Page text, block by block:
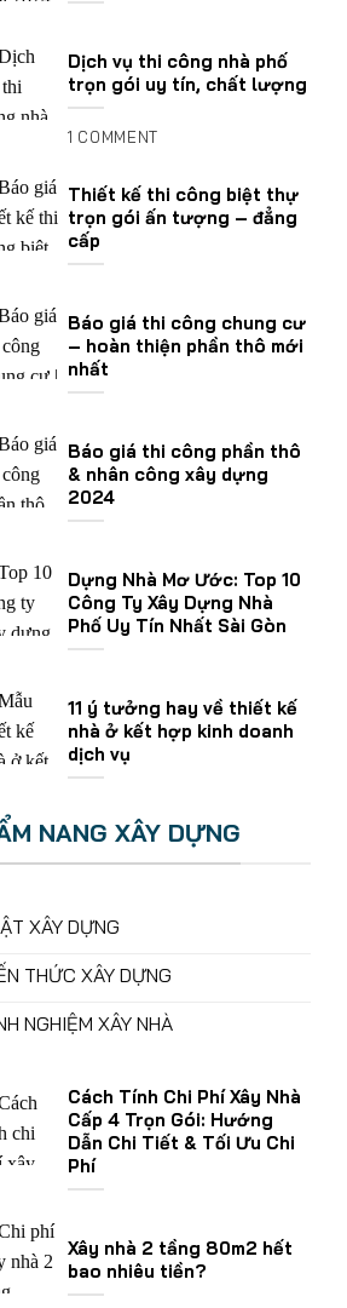
Dịch vụ thi công nhà phố
trọn gói uy tín, chất lượng
1 COMMENT
Thiết kế thi công biệt thự
trọn gói ấn tượng – đẳng
cấp
Báo giá thi công chung cư
– hoàn thiện phần thô mới
nhất
Báo giá thi công phần thô
& nhân công xây dựng
2024
Dựng Nhà Mơ Ước: Top 10
Công Ty Xây Dựng Nhà
Phố Uy Tín Nhất Sài Gòn
11 ý tưởng hay về thiết kế
nhà ở kết hợp kinh doanh
dịch vụ
NANG XÂY DỰNG
XÂY DỰNG
THỨC XÂY DỰNG
NGHIỆM XÂY NHÀ
Cách Tính Chi Phí Xây Nhà
Cấp 4 Trọn Gói: Hướng
Dẫn Chi Tiết & Tối Ưu Chi
Phí
Xây nhà 2 tầng 80m2 hết
bao nhiêu tiền?